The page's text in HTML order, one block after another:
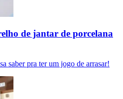
de jantar de porcelana
saber pra ter um jogo de arrasar!